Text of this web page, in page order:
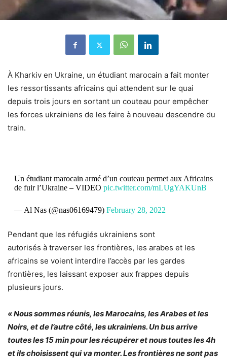
À Kharkiv en Ukraine, un étudiant marocain a fait monter
les ressortissants africains qui attendent sur le quai
depuis trois jours en sortant un couteau pour empêcher
les forces ukrainiens de les faire à nouveau descendre du
train.
Un étudiant marocain armé d’un couteau permet aux Africains
de fuir l’Ukraine – VIDEO pic.twitter.com/mLUgYAKUnB
— Al Nas (@nas06169479) February 28, 2022
Pendant que les réfugiés ukrainiens sont
autorisés à traverser les frontières, les arabes et les
africains se voient interdire l’accès par les gardes
frontières, les laissant exposer aux frappes depuis
plusieurs jours.
« Nous sommes réunis, les Marocains, les Arabes et les
Noirs, et de l’autre côté, les ukrainiens. Un bus arrive
toutes les 15 min pour les récupérer et nous toutes les 4h
et ils choisissent qui va monter. Les frontières ne sont pas